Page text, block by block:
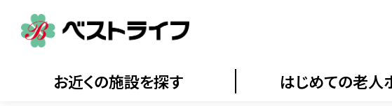
お近くの施設を探す はじめての老人